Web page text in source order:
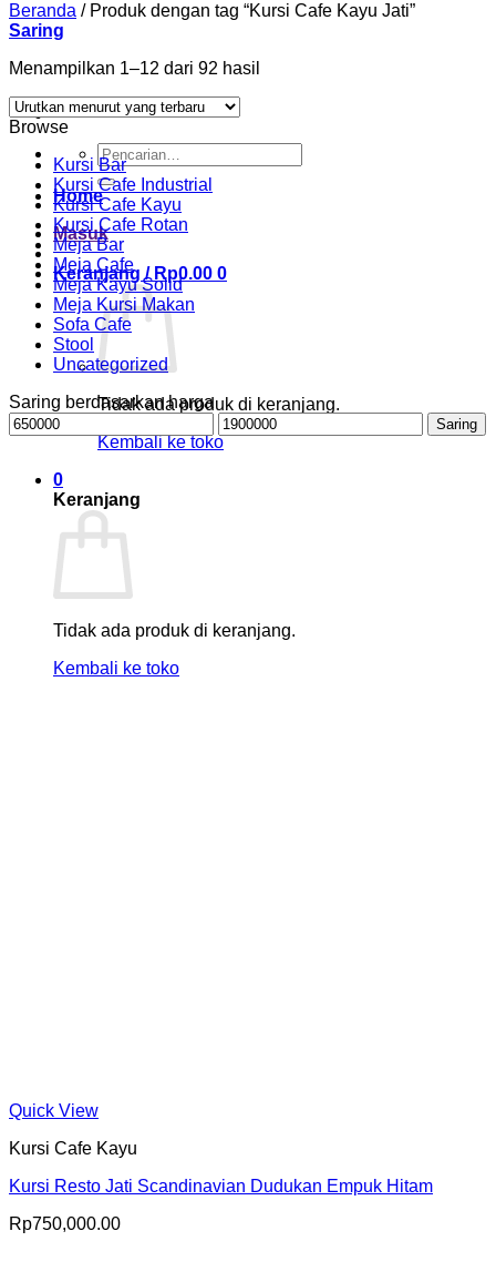
Pencarian
untuk:
Home
Masuk
Keranjang / Rp0.00 0
Tidak ada produk di keranjang.
Kembali ke toko
0
Keranjang
Tidak ada produk di keranjang.
Kembali ke toko
Beranda /Produk dengan tag “Kursi Cafe Kayu Jati”
Saring
Menampilkan 1–12 dari 92 hasil
Browse
Kursi Bar
Kursi Cafe Industrial
Kursi Cafe Kayu
Kursi Cafe Rotan
Meja Bar
Meja Cafe
Meja Kayu Solid
Meja Kursi Makan
Sofa Cafe
Stool
Uncategorized
Saring berdasarkan harga
Harga
terendah
Harga
tertinggi
Saring
Quick View
Kursi Cafe Kayu
Kursi Resto Jati Scandinavian Dudukan Empuk Hitam
Rp750,000.00